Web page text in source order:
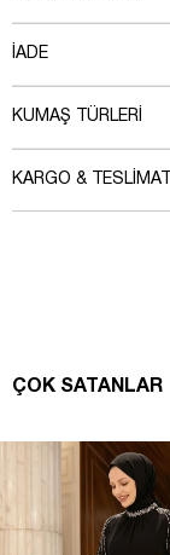
İADE
KUMAŞ TÜRLERI
KARGO & TESLIMAT
ÇOK SATANLAR